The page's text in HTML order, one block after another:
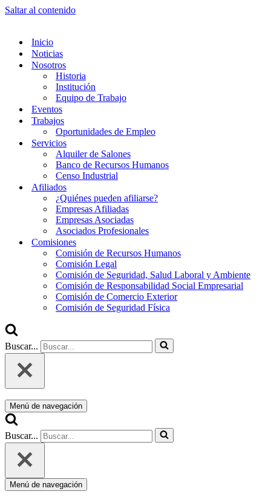
Saltar al contenido
Inicio
Noticias
Nosotros
Historia
Institución
Equipo de Trabajo
Eventos
Trabajos
Oportunidades de Empleo
Servicios
Alquiler de Salones
Banco de Recursos Humanos
Censo Industrial
Afiliados
¿Quiénes pueden afiliarse?
Empresas Afiliadas
Empresas Asociadas
Asociados Profesionales
Comisiones
Comisión de Recursos Humanos
Comisión Legal
Comisión de Seguridad, Salud Laboral y Ambiente
Comisión de Responsabilidad Social Empresarial
Comisión de Comercio Exterior
Comisión de Seguridad Física
Buscar...
Menú de navegación
Buscar...
Menú de navegación